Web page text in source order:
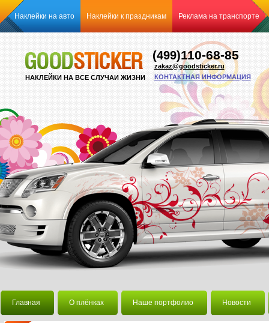
Наклейки на авто Наклейки к праздникам Реклама на транспорте
НАКЛЕЙКИ НА ВСЕ СЛУЧАИ ЖИЗНИ
(499)110-68-85
zakaz@goodsticker.ru
КОНТАКТНАЯ ИНФОРМАЦИЯ
Главная О плёнках Наше портфолио Новости